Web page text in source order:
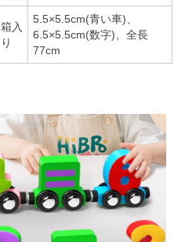
箱入
り
5.5×5.5cm(青い車)、
6.5×5.5cm(数字)、全長
77cm